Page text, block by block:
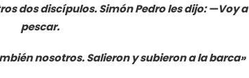
dos discípulos. Simón Pedro les dijo: —Voy a
pescar.
nosotros. Salieron y subieron a la barca»